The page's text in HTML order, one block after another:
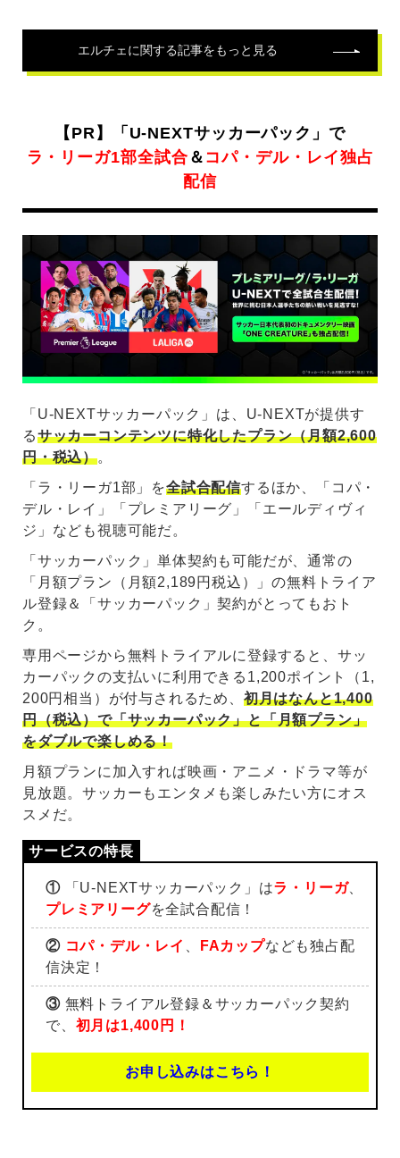
エルチェに関する記事をもっと見る
【PR】「U-NEXTサッカーパック」で
ラ・リーガ1部全試合 ＆ コパ・デル・レイ独占
配信
「U-NEXTサッカーパック」は、U-NEXTが提供す
るサッカーコンテンツに特化したプラン（月額2,600
円・税込）。
「ラ・リーガ1部」を全試合配信するほか、「コパ・
デル・レイ」「プレミアリーグ」「エールディヴィ
ジ」なども視聴可能だ。
「サッカーパック」単体契約も可能だが、通常の
「月額プラン（月額2,189円税込）」の無料トライア
ル登録＆「サッカーパック」契約がとってもおト
ク。
専用ページから無料トライアルに登録すると、サッ
カーパックの支払いに利用できる1,200ポイント（1,
200円相当）が付与されるため、 初月はなんと1,400
円（税込）で「サッカーパック」と「月額プラン」
をダブルで楽しめる！
月額プランに加入すれば映画・アニメ・ドラマ等が
見放題。サッカーもエンタメも楽しみたい方にオス
スメだ。
①「U-NEXTサッカーパック」はラ・リーガ、
プレミアリーグを全試合配信！
② コパ・デル・レイ FAカップなども独占配
信決定！
③無料トライアル登録＆サッカーパック契約
で、 初月は1,400円！
お申し込みはこちら！